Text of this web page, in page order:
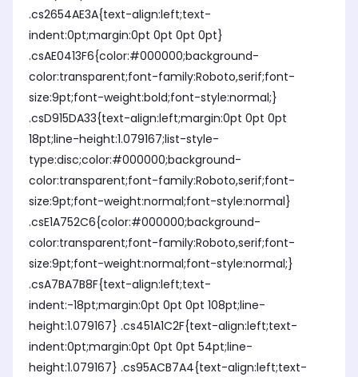
.cs2654AE3A{text-align:left;text-
indent:0pt;margin:0pt 0pt 0pt 0pt}
.csAE0413F6{color:#000000;background-
color:transparent;font-family:Roboto,serif;font-
size:9pt;font-weight:bold;font-style:normal;}
.csD915DA33{text-align:left;margin:0pt 0pt 0pt
18pt;line-height:1.079167;list-style-
type:disc;color:#000000;background-
color:transparent;font-family:Roboto,serif;font-
size:9pt;font-weight:normal;font-style:normal}
.csE1A752C6{color:#000000;background-
color:transparent;font-family:Roboto,serif;font-
size:9pt;font-weight:normal;font-style:normal;}
.csA7BA7B8F{text-align:left;text-
indent:-18pt;margin:0pt 0pt 0pt 108pt;line-
height:1.079167} .cs451A1C2F{text-align:left;text-
indent:0pt;margin:0pt 0pt 0pt 54pt;line-
height:1.079167} .cs95ACB7A4{text-align:left;text-